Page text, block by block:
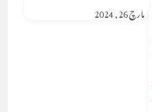
مارچ 26, 2024